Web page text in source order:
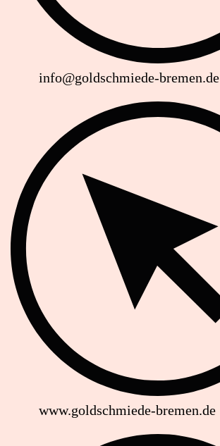
info@goldschmiede-bremen.de
www.goldschmiede-bremen.de